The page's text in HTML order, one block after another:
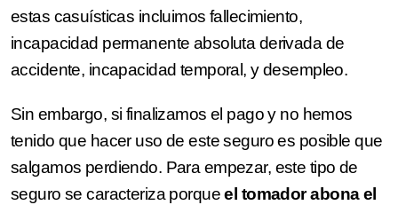
estas casuísticas incluimos fallecimiento,
incapacidad permanente absoluta derivada de
accidente, incapacidad temporal, y desempleo.
Sin embargo, si finalizamos el pago y no hemos
tenido que hacer uso de este seguro es posible que
salgamos perdiendo. Para empezar, este tipo de
seguro se caracteriza porqueel tomador abona el